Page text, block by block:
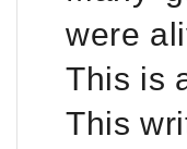
were
This is
This